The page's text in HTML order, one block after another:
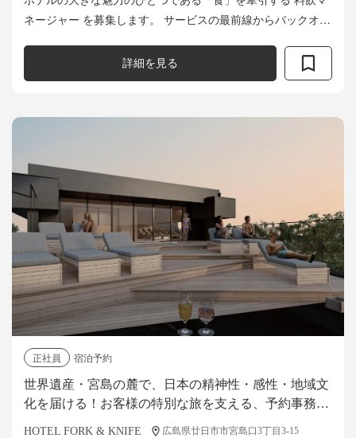
ネージャー を募集します。 サービスの最前線からバックオフ
でしか味わえない食の体験」をお...
詳細を見る
正社員
宿泊予約
世界遺産・宮島の麓で、日本の精神性・感性・地域文
化を届ける！お客様の特別な旅を支える、予約事務ス
HOTEL FORK & KNIFE 広島県廿日市市宮島口3丁目3-15